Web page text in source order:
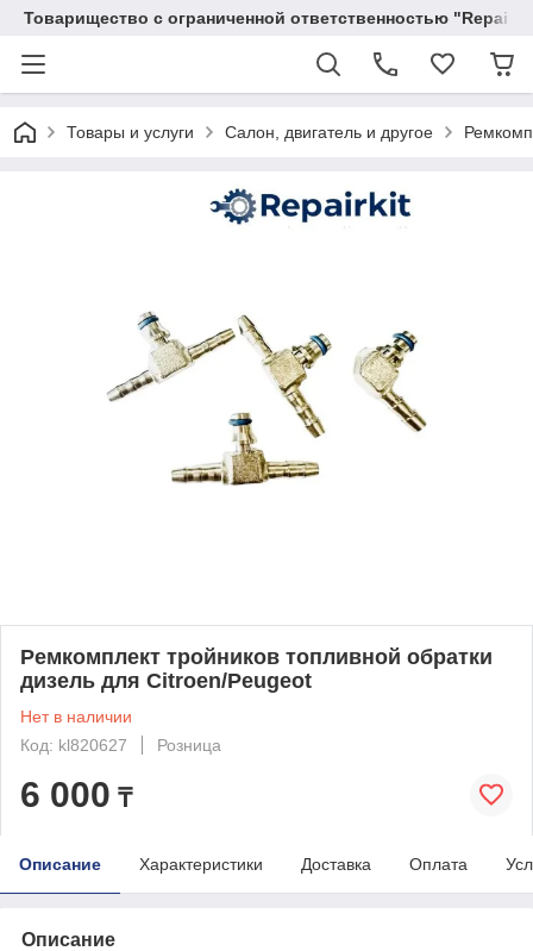
Товарищество с ограниченной ответственностью
Товары и услуги Салон, двигатель и другое
Ремкомплект тройников топливной обратки
дизель для Citroen/Peugeot
Нет в наличии
Код: kl820627
Розница
6 000 ₸
Описание Характеристики Доставка Оплата
Описание